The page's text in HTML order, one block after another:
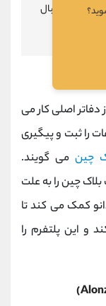
قوی، به دنبال
است.
دفاتر اصلی کار می
را ثبت و پیگیری
چین می گویند.
چین را به علت
کمک می کند تا
و این پلتفرم را